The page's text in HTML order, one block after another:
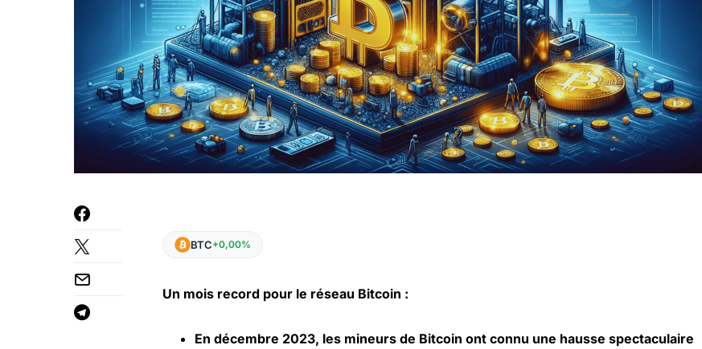
BTC+0,00%
Un mois record pour le réseau Bitcoin :
En décembre 2023, les mineurs de Bitcoin ont connu une hausse spectaculaire